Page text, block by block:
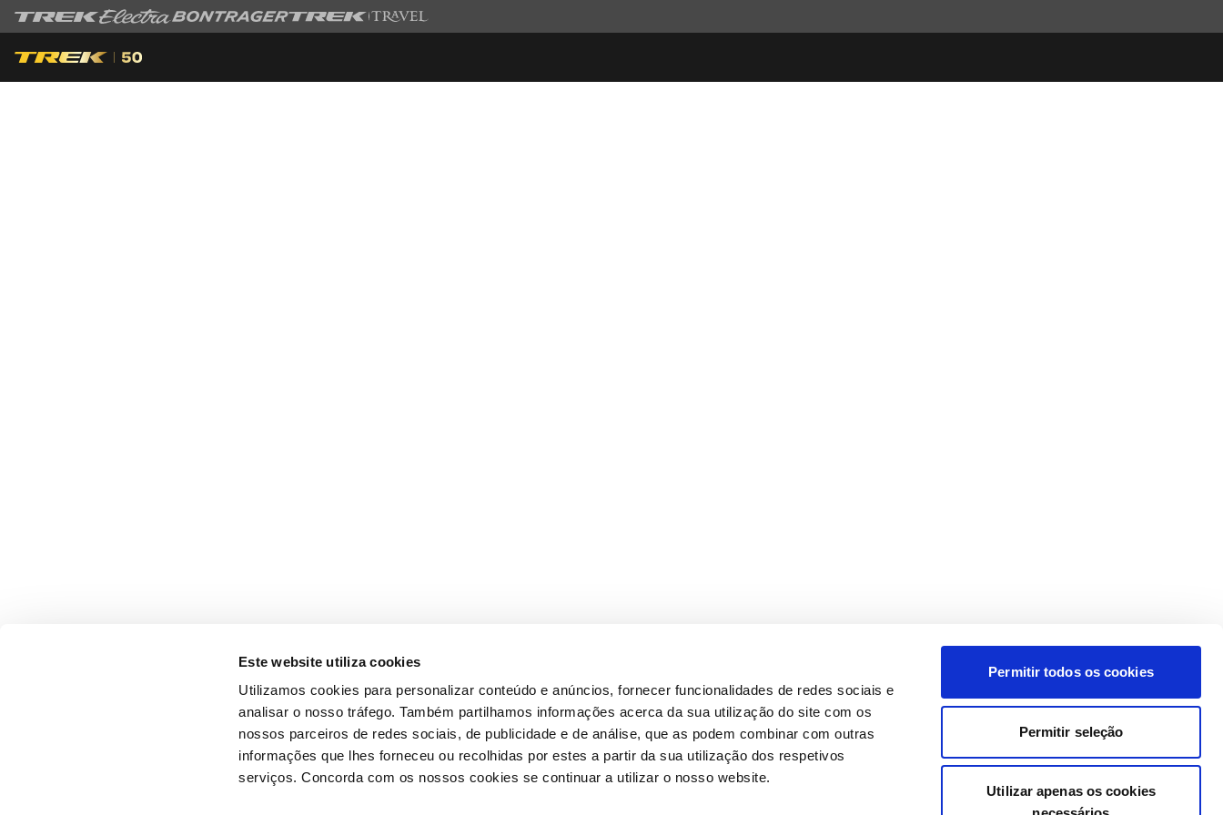
Este website utiliza cookies
Utilizamos cookies para personalizar conteúdo e anúncios, fornecer funcionalidades de redes sociais e
analisar o nosso tráfego. Também partilhamos informações acerca da sua utilização do site com os
nossos parceiros de redes sociais, de publicidade e de análise, que as podem combinar com outras
informações que lhes forneceu ou recolhidas por estes a partir da sua utilização dos respetivos
serviços. Concorda com os nossos cookies se continuar a utilizar o nosso website.
Permitir todos os cookies
Permitir seleção
Utilizar apenas os cookies